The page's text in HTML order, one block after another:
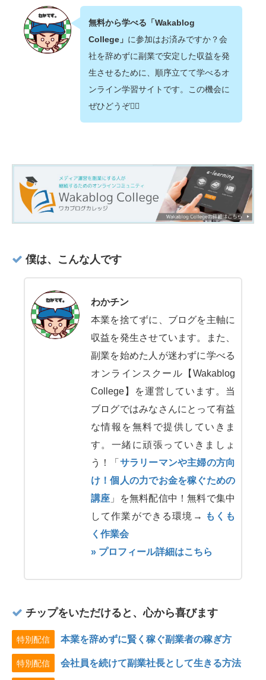
無料から学べる「Wakablog
College」 に参加はお済みですか？会
社を辞めずに副業で安定した収益を発
生させるために、順序立てて学べるオ
ンライン学習サイトです。この機会に
ぜひどうぞ💁‍♂️
僕は、こんな人です
わかチン
本業を捨てずに、ブログを主軸に
収益を発生させています。また、
副業を始めた人が迷わずに学べる
オンラインスクール【Wakablog
College】を運営しています。当
ブログではみなさんにとって有益
な情報を無料で提供していきま
す。一緒に頑張っていきましょ
う！「 サラリーマンや主婦の方向
け！個人の力でお金を稼ぐための
講座 」を無料配信中！無料で集中
して作業ができる環境→
もくも
く作業会
» プロフィール詳細はこちら
チップをいただけると、心から喜びます
特別配信 本業を辞めずに賢く稼ぐ副業者の稼ぎ方
特別配信 会社員を続けて副業社長として生きる方法